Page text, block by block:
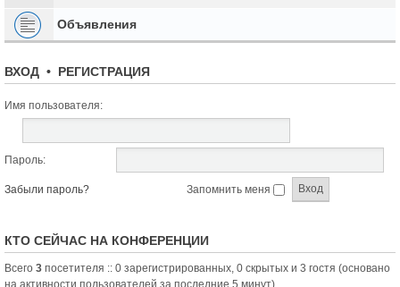
Объявления
ВХОД • РЕГИСТРАЦИЯ
Имя пользователя:
Пароль:
Забыли пароль? Запомнить меня
КТО СЕЙЧАС НА КОНФЕРЕНЦИИ
Всего 3 посетителя :: 0 зарегистрированных, 0 скрытых и 3 гостя (основано
на активности пользователей за последние 5 минут)